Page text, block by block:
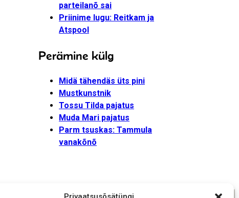
parteilanõ sai
Priinime lugu: Reitkam ja
Atspool
Perämine külg
Midä tähendäs üts pini
Mustkunstnik
Tossu Tilda pajatus
Muda Mari pajatus
Parm tsuskas: Tammula
vanakõnõ